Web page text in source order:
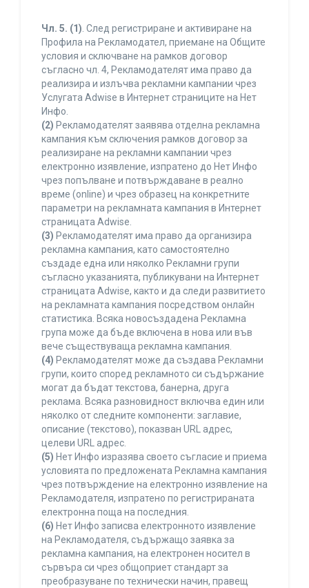
Чл. 5. (1). След регистриране и активиране на
Профила на Рекламодател, приемане на Общите
условия и сключване на рамков договор
съгласно чл. 4, Рекламодателят има право да
реализира и излъчва рекламни кампании чрез
Услугата Adwise в Интернет страниците на Нет
Инфо.
(2) Рекламодателят заявява отделна рекламна
кампания към сключения рамков договор за
реализиране на рекламни кампании чрез
електронно изявление, изпратено до Нет Инфо
чрез попълване и потвърждаване в реално
време (online) и чрез образец на конкретните
параметри на рекламната кампания в Интернет
страницата Adwise.
(3) Рекламодателят има право да организира
рекламна кампания, като самостоятелно
създаде една или няколко Рекламни групи
съгласно указанията, публикувани на Интернет
страницата Adwise, както и да следи развитието
на рекламната кампания посредством онлайн
статистика. Всяка новосъздадена Рекламна
група може да бъде включена в нова или във
вече съществуваща рекламна кампания.
(4) Рекламодателят може да създава Рекламни
групи, които според рекламното си съдържание
могат да бъдат текстова, банерна, друга
реклама. Всяка разновидност включва един или
няколко от следните компоненти: заглавие,
описание (текстово), показван URL адрес,
целеви URL адрес.
(5) Нет Инфо изразява своето съгласие и приема
условията по предложената Рекламна кампания
чрез потвърждение на електронно изявление на
Рекламодателя, изпратено по регистрираната
електронна поща на последния.
(6) Нет Инфо записва електронното изявление
на Рекламодателя, съдържащо заявка за
рекламна кампания, на електронен носител в
сървъра си чрез общоприет стандарт за
преобразуване по технически начин, правещ